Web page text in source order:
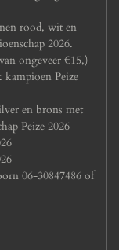
rood, wit en
2026.
ongeveer €15,)
kampioen Peize
en brons met
Peize 2026
06-30847486 of